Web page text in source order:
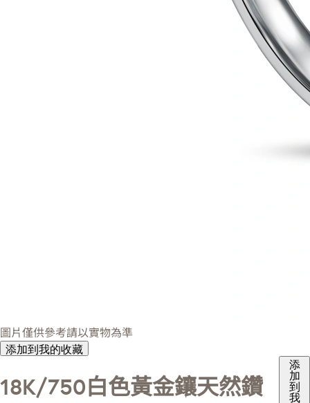
圖片僅供參考請以實物為準
添加到我的收藏
18K/750白色黃金鑲天然鑽
添
加
到
我